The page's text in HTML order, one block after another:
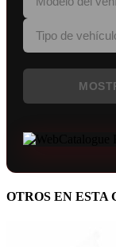
OTROS EN ESTA